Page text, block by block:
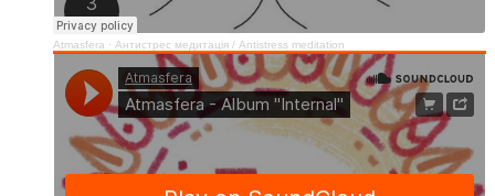
Atmasfera · Антистрес медитація / Аntistress meditation